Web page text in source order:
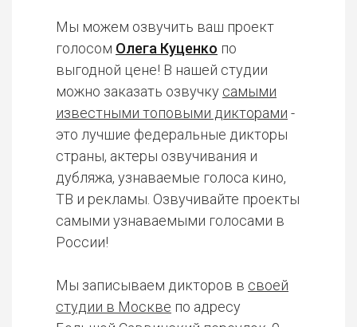
Мы можем озвучить ваш проект
голосом Олега Куценко по
выгодной цене! В нашей студии
можно заказать озвучку самыми
известными топовыми дикторами -
это лучшие федеральные дикторы
страны, актеры озвучивания и
дубляжа, узнаваемые голоса кино,
ТВ и рекламы. Озвучивайте проекты
самыми узнаваемыми голосами в
России!
Мы записываем дикторов в своей
студии в Москве по адресу